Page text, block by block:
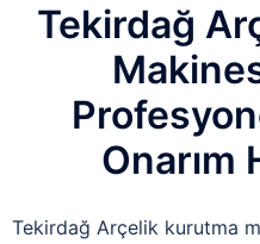
Tekirdağ
Onarım
Tekirdağ Arçelik kurutma